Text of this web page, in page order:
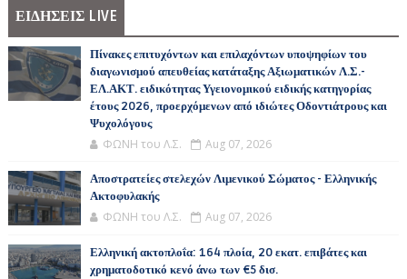
ΕΙΔΗΣΕΙΣ LIVE
Πίνακες επιτυχόντων και επιλαχόντων υποψηφίων του
διαγωνισμού απευθείας κατάταξης Αξιωματικών Λ.Σ.-
ΕΛ.ΑΚΤ. ειδικότητας Υγειονομικού ειδικής κατηγορίας
έτους 2026, προερχόμενων από ιδιώτες Οδοντιάτρους και
Ψυχολόγους
ΦΩΝΗ του Λ.Σ. Aug 07, 2026
Αποστρατείες στελεχών Λιμενικού Σώματος - Ελληνικής
Ακτοφυλακής
ΦΩΝΗ του Λ.Σ. Aug 07, 2026
Ελληνική ακτοπλοΐα: 164 πλοία, 20 εκατ. επιβάτες και
χρηματοδοτικό κενό άνω των €5 δισ.